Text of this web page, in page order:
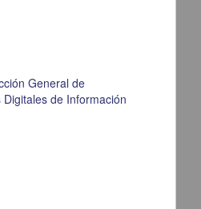
General de
de Información